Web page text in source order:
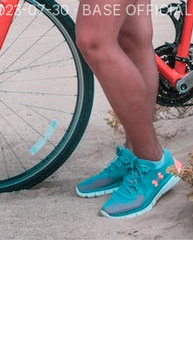
07-30 · BASE OFFICIAL